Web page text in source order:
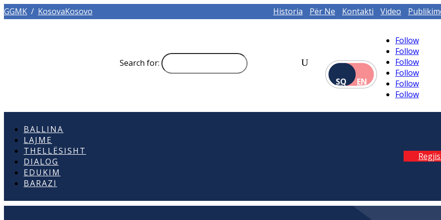
GGMK / KosovaKosovo Historia Për Ne Kontakti Video
Search for:
SQ
EN
Follow
Follow
Follow
Follow
Follow
Follow
BALLINA
LAJME
THELLËSISHT
DIALOG
EDUKIM
BARAZI